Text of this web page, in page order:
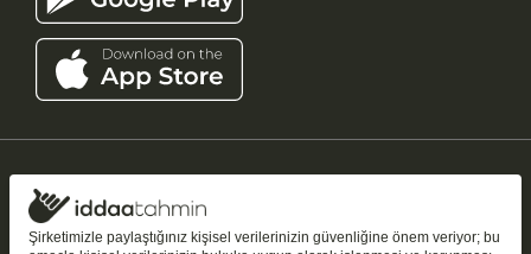
iddaatahmin11.com
Tüm Hakları Saklıdır
Şirketimizle paylaştığınız kişisel verilerinizin güvenliğine önem veriyor; bu